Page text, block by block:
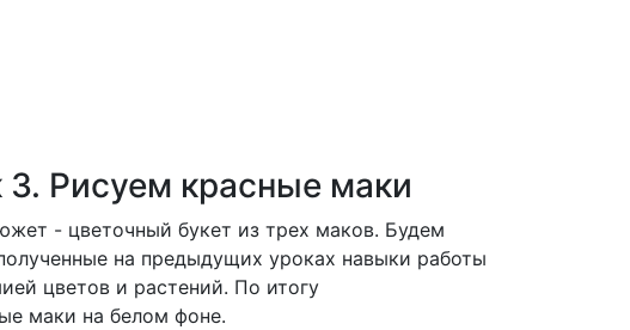
3. Рисуем красные маки
- цветочный букет из трех маков. Будем
на предыдущих уроках навыки работы
цветов и растений. По итогу
маки на белом фоне.